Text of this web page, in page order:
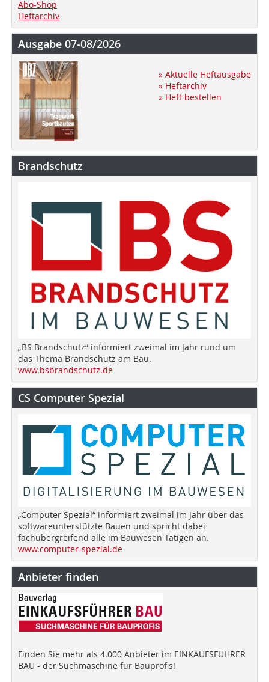
Abo-Shop
Heftarchiv
Ausgabe 07-08/2026
» Aktuelle Heftausgabe
» Heftarchiv
» Heft bestellen
Brandschutz
„BS Brandschutz“ informiert zweimal im Jahr rund um
das Thema Brandschutz am Bau.
www.bsbrandschutz.de
CS Computer Spezial
„Computer Spezial“ informiert zweimal im Jahr über das
softwareunterstützte Bauen und spricht dabei
fachübergreifend alle im Bauwesen Tätigen an.
www.computer-spezial.de
Anbieter finden
Finden Sie mehr als 4.000 Anbieter im EINKAUFSFÜHRER
BAU - der Suchmaschine für Bauprofis!